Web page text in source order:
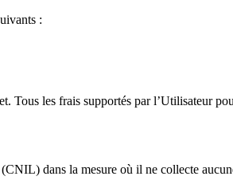
:
Tous les frais supportés par l’Utilisateur
dans la mesure où il ne collecte